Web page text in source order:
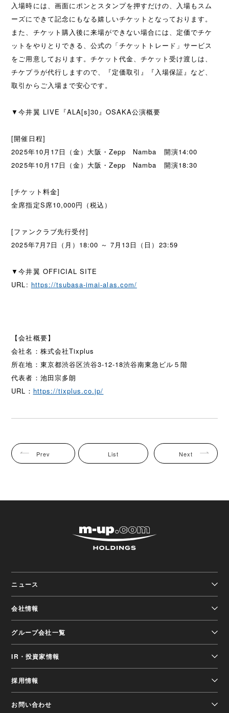
入場時には、画面にポンとスタンプを押すだけの、入場もスム
ーズにできて記念にもなる嬉しいチケットとなっております。
また、チケット購入後に来場ができない場合には、定価でチケ
ットをやりとりできる、公式の「チケットトレード」サービス
をご用意しております。チケット代金、チケット受け渡しは、
チケプラが代行しますので、『定価取引』『入場保証』など、
取引からご入場まで安心です。
▼今井翼 LIVE『ALA[s]30』OSAKA公演概要
[開催日程]
2025年10月17日（金）大阪・Zepp Namba 開演14:00
2025年10月17日（金）大阪・Zepp Namba 開演18:30
[チケット料金]
全席指定S席10,000円（税込）
[ファンクラブ先行受付]
2025年7月7日（月）18:00 ～ 7月13日（日）23:59
▼今井翼 OFFICIAL SITE
URL: https://tsubasa-imai-alas.com/
【会社概要】
会社名：株式会社Tixplus
所在地：東京都渋谷区渋谷3-12-18渋谷南東急ビル５階
代表者：池田宗多朗
URL： https://tixplus.co.jp/
Prev List Next
ニュース
会社情報
グループ会社一覧
IR・投資家情報
採用情報
お問い合わせ